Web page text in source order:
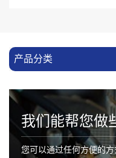
产品分类
我们能帮您做
您可以通过任何方便的